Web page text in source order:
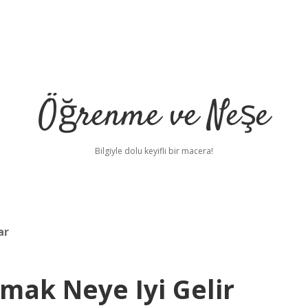
Öğrenme ve Neşe
Bilgiyle dolu keyifli bir macera!
Neye Iyi Gelir